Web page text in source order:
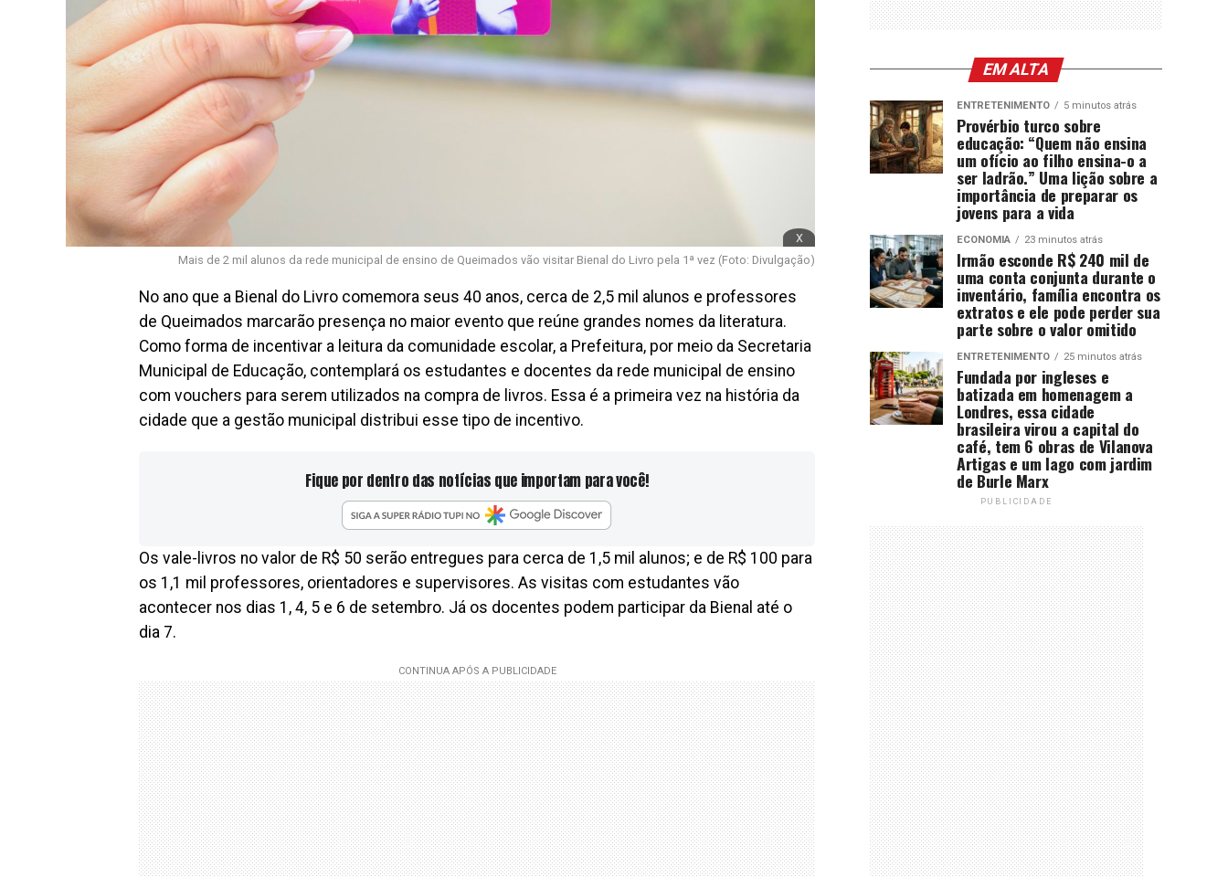
x
Mais de 2 mil alunos da rede municipal de ensino de Queimados vão visitar Bienal do Livro pela 1ª vez (Foto: Divulgação)
No ano que a Bienal do Livro comemora seus 40 anos, cerca de 2,5 mil alunos e professores
de Queimados marcarão presença no maior evento que reúne grandes nomes da literatura.
Como forma de incentivar a leitura da comunidade escolar, a Prefeitura, por meio da Secretaria
Municipal de Educação, contemplará os estudantes e docentes da rede municipal de ensino
com vouchers para serem utilizados na compra de livros. Essa é a primeira vez na história da
cidade que a gestão municipal distribui esse tipo de incentivo.
Fique por dentro das notícias que importam para você!
Os vale-livros no valor de R$ 50 serão entregues para cerca de 1,5 mil alunos; e de R$ 100 para
os 1,1 mil professores, orientadores e supervisores. As visitas com estudantes vão
acontecer nos dias 1, 4, 5 e 6 de setembro. Já os docentes podem participar da Bienal até o
dia 7.
EM ALTA
ENTRETENIMENTO 5 minutos atrás
Provérbio turco sobre
educação: “Quem não ensina
um ofício ao filho ensina-o a
ser ladrão.” Uma lição sobre a
importância de preparar os
jovens para a vida
ECONOMIA 23 minutos atrás
Irmão esconde R$ 240 mil de
uma conta conjunta durante o
inventário, família encontra os
extratos e ele pode perder sua
parte sobre o valor omitido
ENTRETENIMENTO 25 minutos atrás
Fundada por ingleses e
batizada em homenagem a
Londres, essa cidade
brasileira virou a capital do
café, tem 6 obras de Vilanova
Artigas e um lago com jardim
de Burle Marx
PUBLICIDADE